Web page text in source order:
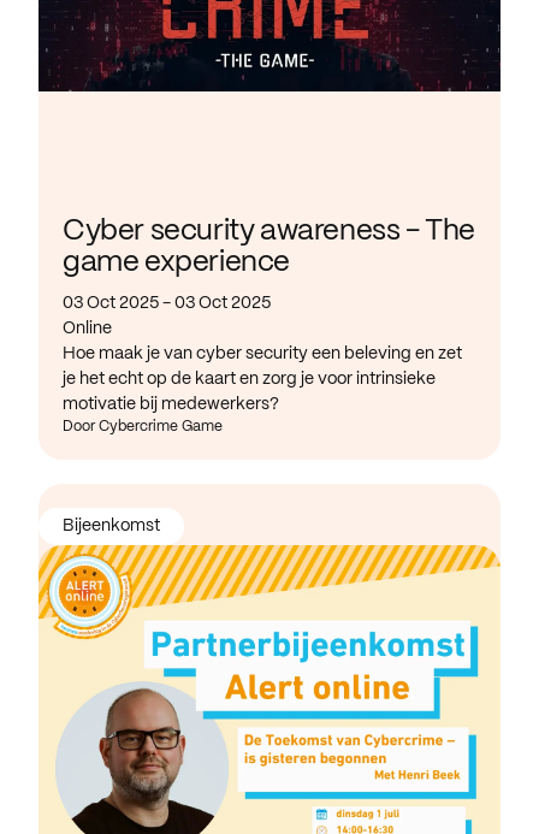
Cyber security awareness - The
game experience
03 Oct 2025 - 03 Oct 2025
Online
Hoe maak je van cyber security een beleving en zet
je het echt op de kaart en zorg je voor intrinsieke
motivatie bij medewerkers?
Door Cybercrime Game
Bijeenkomst